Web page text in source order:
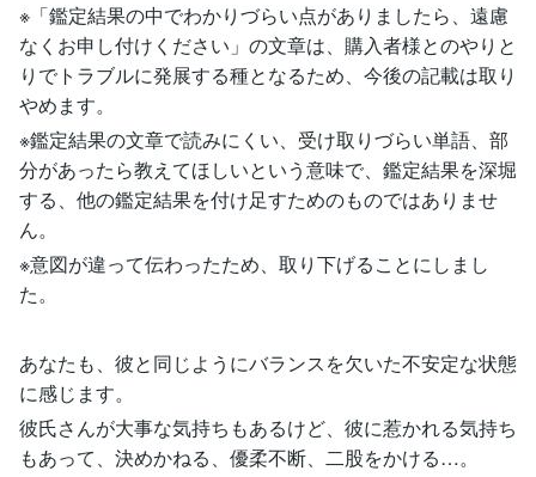
※「鑑定結果の中でわかりづらい点がありましたら、遠慮
なくお申し付けください」の文章は、購入者様とのやりと
りでトラブルに発展する種となるため、今後の記載は取り
やめます。
※鑑定結果の文章で読みにくい、受け取りづらい単語、部
分があったら教えてほしいという意味で、鑑定結果を深堀
する、他の鑑定結果を付け足すためのものではありませ
ん。
※意図が違って伝わったため、取り下げることにしまし
た。
あなたも、彼と同じようにバランスを欠いた不安定な状態
に感じます。
彼氏さんが大事な気持ちもあるけど、彼に惹かれる気持ち
もあって、決めかねる、優柔不断、二股をかける…。